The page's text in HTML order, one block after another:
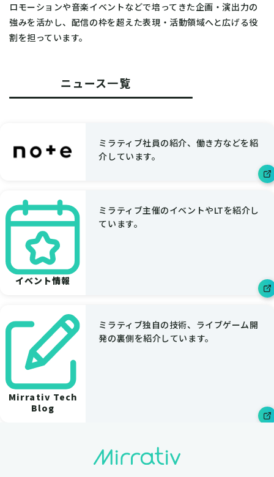
ロモーションや音楽イベントなどで培ってきた企画・演出力の
強みを活かし、配信の枠を超えた表現・活動領域へと広げる役
割を担っています。
ニュース一覧
ミラティブ社員の紹介、働き方などを紹
介しています。
イベント情報
ミラティブ主催のイベントやLTを紹介し
ています。
Mirrativ Tech
Blog
ミラティブ独自の技術、ライブゲーム開
発の裏側を紹介しています。